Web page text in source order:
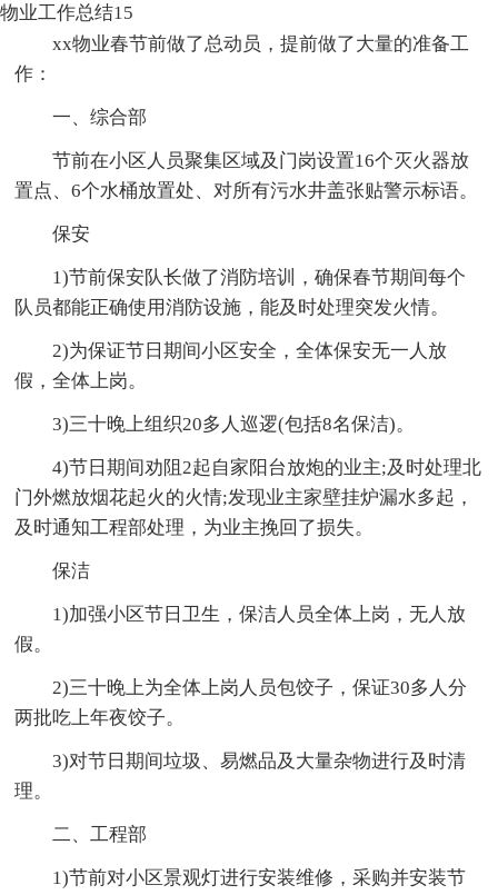
物业工作总结15
xx物业春节前做了总动员，提前做了大量的准备工
作：
一、综合部
节前在小区人员聚集区域及门岗设置16个灭火器放
置点、6个水桶放置处、对所有污水井盖张贴警示标语。
保安
1)节前保安队长做了消防培训，确保春节期间每个
队员都能正确使用消防设施，能及时处理突发火情。
2)为保证节日期间小区安全，全体保安无一人放
假，全体上岗。
3)三十晚上组织20多人巡逻(包括8名保洁)。
4)节日期间劝阻2起自家阳台放炮的业主;及时处理北
门外燃放烟花起火的火情;发现业主家壁挂炉漏水多起，
及时通知工程部处理，为业主挽回了损失。
保洁
1)加强小区节日卫生，保洁人员全体上岗，无人放
假。
2)三十晚上为全体上岗人员包饺子，保证30多人分
两批吃上年夜饺子。
3)对节日期间垃圾、易燃品及大量杂物进行及时清
理。
二、工程部
1)节前对小区景观灯进行安装维修，采购并安装节